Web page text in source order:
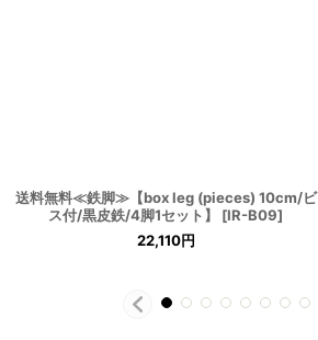
送料無料≪鉄脚≫【box leg (pieces) 10cm/ビ
ス付/黒皮鉄/4脚1セット】
[IR-B09]
22,110円